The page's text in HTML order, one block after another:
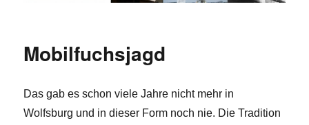
Mobilfuchsjagd
Das gab es schon viele Jahre nicht mehr in
Wolfsburg und in dieser Form noch nie. Die Tradition